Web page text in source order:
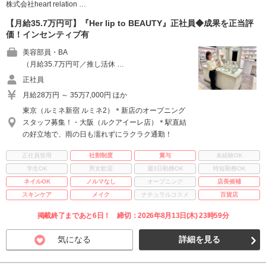
株式会社heart relation …
【月給35.7万円可】『Her lip to BEAUTY』正社員◆成果を正当評
価！インセンティブ有
美容部員・BA
（月給35.7万円可／推し活休 …
正社員
月給28万円 ～ 35万7,000円 ほか
東京（ルミネ新宿 ルミネ2）＊新店のオープニング
スタッフ募集！・大阪（ルクアイーレ店）＊駅直結
の好立地で、雨の日も濡れずにラクラク通勤！
正社員登用 社割制度 賞与
未経験OK
学生OK
男女歓迎 週3日勤務OK
時短勤務OK
ネイルOK
ノルマなし オープニング
店長候補
スキンケア
メイク ナチュラルコスメ 百貨店
掲載終了まであと6日！ 締切：2026年8月13日(木) 23時59分
気になる 詳細を見る